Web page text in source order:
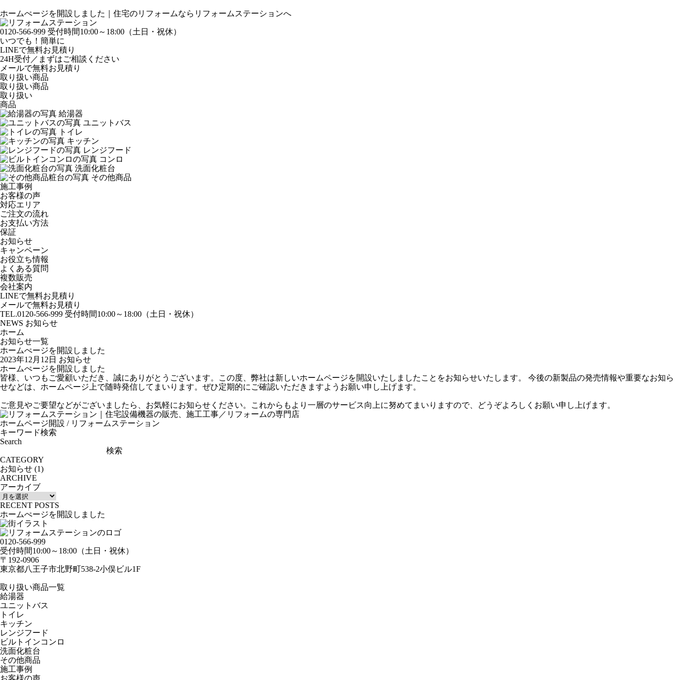
ホームぺージを開設しました｜ 住宅のリフォームならリフォームステーションへ
0120-566-999 受付時間10:00～18:00（土日・祝休）
いつでも！簡単に
LINEで無料お見積り
24H受付／まずはご相談ください
メールで無料お見積り
取り扱い商品
取り扱い商品
取り扱い
商品
給湯器
ユニットバス
トイレ
キッチン
レンジフード
コンロ
洗面化粧台
その他商品
施工事例
お客様の声
対応エリア
ご注文の流れ
お支払い方法
保証
お知らせ
キャンペーン
お役立ち情報
よくある質問
複数販売
会社案内
LINEで無料お見積り
メールで無料お見積り
TEL.0120-566-999 受付時間10:00～18:00（土日・祝休）
NEWS お知らせ
ホーム
お知らせ一覧
ホームぺージを開設しました
2023年12月12日 お知らせ
ホームぺージを開設しました
皆様、いつもご愛顧いただき、誠にありがとうございます。この度、弊社は新しいホームページを開設いたしましたことをお知らせいたします。 今後の新製品の発売情報や重要なお知ら
せなどは、ホームページ上で随時発信してまいります。ぜひ定期的にご確認いただきますようお願い申し上げます。
ご意見やご要望などがございましたら、お気軽にお知らせください。これからもより一層のサービス向上に努めてまいりますので、どうぞよろしくお願い申し上げます。
ホームページ開設 / リフォームステーション
キーワード検索
Search
検索
CATEGORY
お知らせ (1)
ARCHIVE
アーカイブ
RECENT POSTS
ホームぺージを開設しました
0120-566-999
受付時間10:00～18:00（土日・祝休）
〒192-0906
東京都八王子市北野町538-2小俣ビル1F
取り扱い商品一覧
給湯器
ユニットバス
トイレ
キッチン
レンジフード
ビルトインコンロ
洗面化粧台
その他商品
施工事例
お客様の声